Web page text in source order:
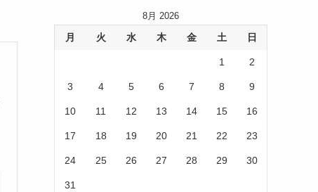
8月 2026
月 火 水 木 金 土 日
1 2
3 4 5 6 7 8 9
10 11 12 13 14 15 16
17 18 19 20 21 22 23
24 25 26 27 28 29 30
31